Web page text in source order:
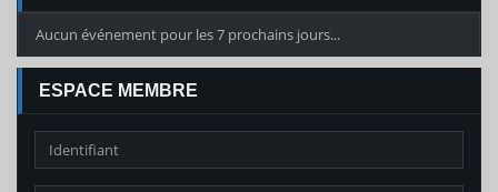
Aucun événement pour les 7 prochains jours...
ESPACE MEMBRE